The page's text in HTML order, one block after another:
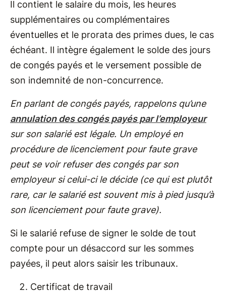
Il contient le salaire du mois, les heures
supplémentaires ou complémentaires
éventuelles et le prorata des primes dues, le cas
échéant. Il intègre également le solde des jours
de congés payés et le versement possible de
son indemnité de non-concurrence.
En parlant de congés payés, rappelons qu’une
annulation des congés payés par l’employeur
sur son salarié est légale. Un employé en
procédure de licenciement pour faute grave
peut se voir refuser des congés par son
employeur si celui-ci le décide (ce qui est plutôt
rare, car le salarié est souvent mis à pied jusqu’à
son licenciement pour faute grave).
Si le salarié refuse de signer le solde de tout
compte pour un désaccord sur les sommes
payées, il peut alors saisir les tribunaux.
Certificat de travail